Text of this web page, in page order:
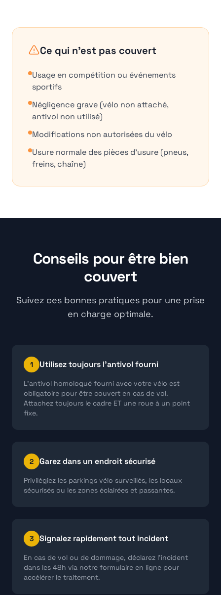
Ce qui n'est pas couvert
Usage en compétition ou événements
sportifs
Négligence grave (vélo non attaché,
antivol non utilisé)
Modifications non autorisées du vélo
Usure normale des pièces d'usure (pneus,
freins, chaîne)
Conseils pour être bien
couvert
Suivez ces bonnes pratiques pour une prise
en charge optimale.
1 Utilisez toujours l'antivol fourni
L'antivol homologué fourni avec votre vélo est
obligatoire pour être couvert en cas de vol.
Attachez toujours le cadre ET une roue à un point
fixe.
2 Garez dans un endroit sécurisé
Privilégiez les parkings vélo surveillés, les locaux
sécurisés ou les zones éclairées et passantes.
3 Signalez rapidement tout incident
En cas de vol ou de dommage, déclarez l'incident
dans les 48h via notre formulaire en ligne pour
accélérer le traitement.